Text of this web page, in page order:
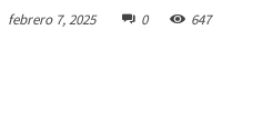
febrero 7, 2025 0 647